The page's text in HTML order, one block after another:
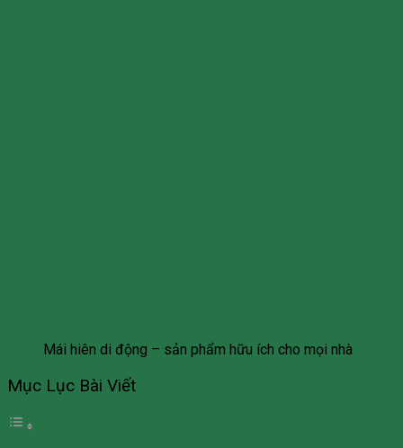
Mái hiên di động – sản phẩm hữu ích cho mọi nhà
Mục Lục Bài Viết